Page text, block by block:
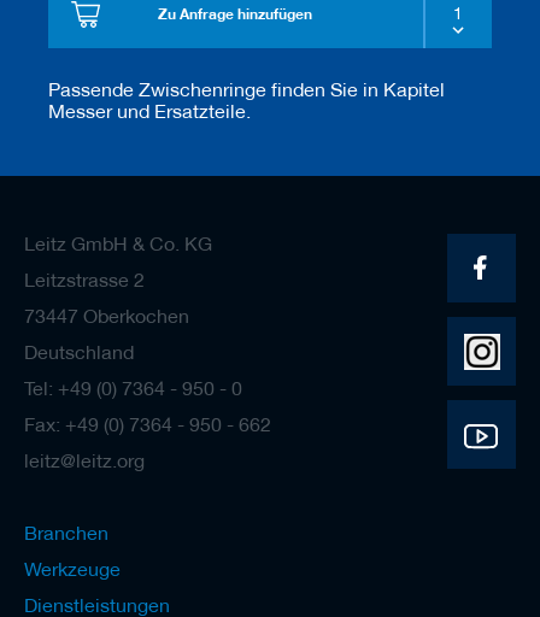
Zu Anfrage hinzufügen
Passende Zwischenringe finden Sie in Kapitel
Messer und Ersatzteile.
Leitz GmbH & Co. KG
Leitzstrasse 2
73447 Oberkochen
Deutschland
Tel: +49 (0) 7364 - 950 - 0
Fax: +49 (0) 7364 - 950 - 662
leitz@leitz.org
Branchen
Werkzeuge
Dienstleistungen